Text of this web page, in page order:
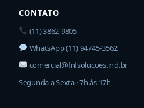
CONTATO
(11) 3862-9805
WhatsApp (11) 94745-3562
comercial@fnfsolucoes.ind.br
Segunda a Sexta · 7h às 17h